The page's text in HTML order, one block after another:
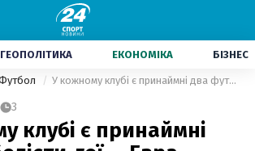
ГЕОПОЛІТИКА ЕКОНОМІКА БІЗНЕС
У кожному клубі є принаймні два футболісти-геї, – Евра розповів про гомофобію в футболі
3
клубі є принаймні